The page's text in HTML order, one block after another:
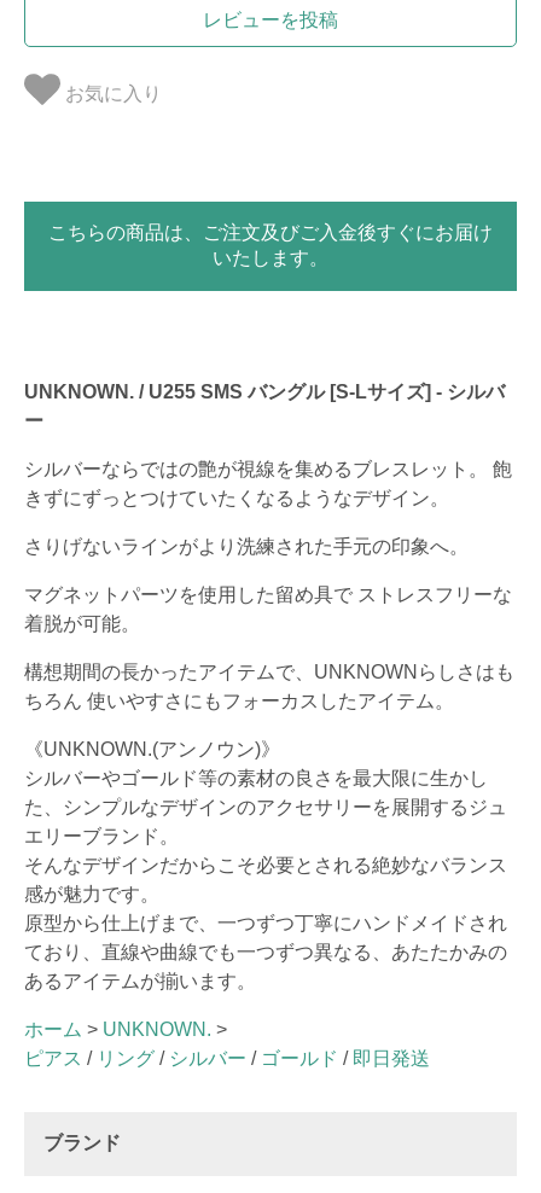
レビューを投稿
お気に入り
こちらの商品は、ご注文及びご入金後すぐにお届け
いたします。
UNKNOWN. / U255 SMS バングル [S-Lサイズ] - シルバ
ー
シルバーならではの艶が視線を集めるブレスレット。 飽
きずにずっとつけていたくなるようなデザイン。
さりげないラインがより洗練された手元の印象へ。
マグネットパーツを使用した留め具で ストレスフリーな
着脱が可能。
構想期間の長かったアイテムで、UNKNOWNらしさはも
ちろん 使いやすさにもフォーカスしたアイテム。
《UNKNOWN.(アンノウン)》
シルバーやゴールド等の素材の良さを最大限に生かし
た、シンプルなデザインのアクセサリーを展開するジュ
エリーブランド。
そんなデザインだからこそ必要とされる絶妙なバランス
感が魅力です。
原型から仕上げまで、一つずつ丁寧にハンドメイドされ
ており、直線や曲線でも一つずつ異なる、あたたかみの
あるアイテムが揃います。
ホーム > UNKNOWN. >
ピアス / リング / シルバー / ゴールド / 即日発送
ブランド